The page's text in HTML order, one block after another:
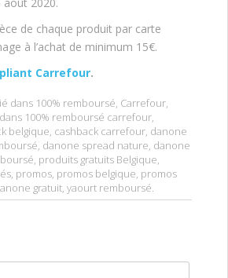
de chaque produit par carte
à l’achat de minimum 15€.
Carrefour.
dans 100% remboursé, Carrefour,
100% remboursé carrefour,
belgique, cashback carrefour, danone
, danone spread nature, danone
, produits gratuits Belgique,
, promos, promos belgique, promos
gratuit, yaourt remboursé.